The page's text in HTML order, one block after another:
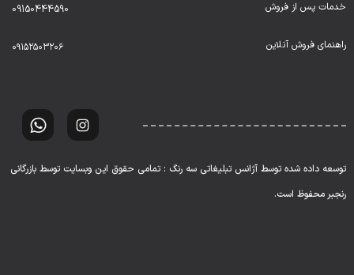
خدمات پس از فروش 09150444590
راهنمای فروش آنلاین ۰۹۱۵۲۵۰۳۲۰۶
توسعه داده شده توسط آژانس تبلیغاتی سه رنگ : تمامی حقوق این وبسایت توسط بازرگانی
رنجبر محفوظ است.